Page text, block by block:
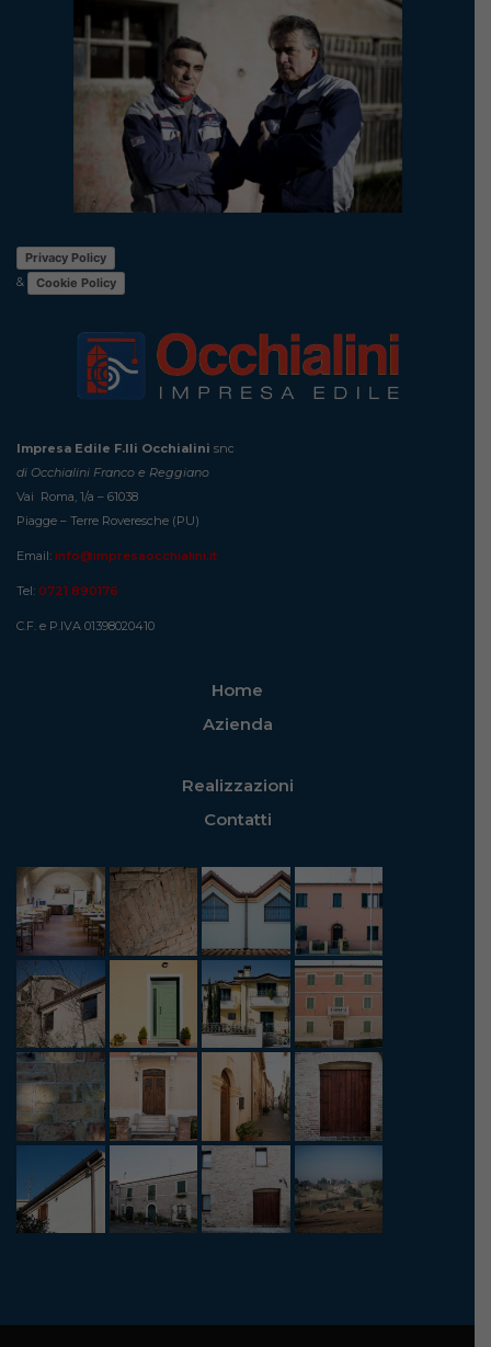
Privacy Policy
&
Cookie Policy
Impresa Edile F.lli Occhialini snc
di Occhialini Franco e Reggiano
Vai Roma, 1/a – 61038
Piagge – Terre Roveresche (PU)
Email: info@impresaocchialini.it
Tel: 0721 890176
C.F. e P.IVA 01398020410
Home
Azienda
Realizzazioni
Contatti